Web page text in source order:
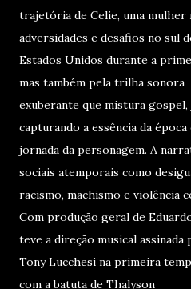
trajetória de Celie, uma mulher
adversidades e desafios no sul
Estados Unidos durante a
mas também pela trilha sonora
exuberante que mistura
capturando a essência da época
jornada da personagem. A
sociais atemporais como
racismo, machismo e violência
Com produção geral de
teve a direção musical assinada
Tony Lucchesi na primeira
com a batuta de Thalyson